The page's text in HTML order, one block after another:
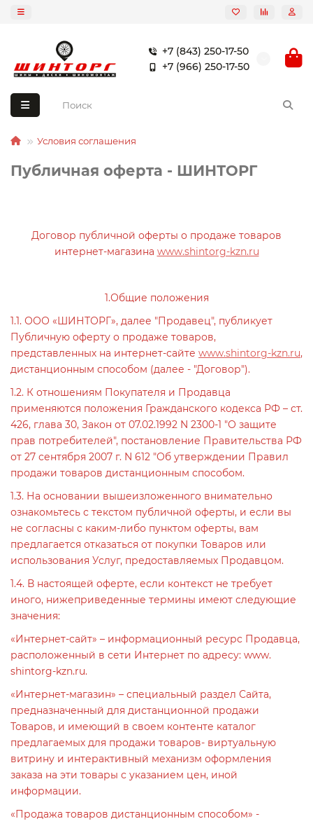
+7 (843) 250-17-50
+7 (966) 250-17-50
Условия соглашения
Публичная оферта - ШИНТОРГ
Договор публичной оферты о продаже товаров
интернет-магазина www.shintorg-kzn.ru
1.Общие положения
1.1. ООО «ШИНТОРГ», далее "Продавец", публикует
Публичную оферту о продаже товаров,
представленных на интернет-сайте www.shintorg-kzn.ru,
дистанционным способом (далее - "Договор").
1.2. К отношениям Покупателя и Продавца
применяются положения Гражданского кодекса РФ – ст.
426, глава 30, Закон от 07.02.1992 N 2300-1 "О защите
прав потребителей", постановление Правительства РФ
от 27 сентября 2007 г. N 612 "Об утверждении Правил
продажи товаров дистанционным способом.
1.3. На основании вышеизложенного внимательно
ознакомьтесь с текстом публичной оферты, и если вы
не согласны с каким-либо пунктом оферты, вам
предлагается отказаться от покупки Товаров или
использования Услуг, предоставляемых Продавцом.
1.4. В настоящей оферте, если контекст не требует
иного, нижеприведенные термины имеют следующие
значения:
«Интернет-сайт» – информационный ресурс Продавца,
расположенный в сети Интернет по адресу: www.
shintorg-kzn.ru.
«Интернет-магазин» – специальный раздел Сайта,
предназначенный для дистанционной продажи
Товаров, и имеющий в своем контенте каталог
предлагаемых для продажи товаров- виртуальную
витрину и интерактивный механизм оформления
заказа на эти товары с указанием цен, иной
информации.
«Продажа товаров дистанционным способом» -